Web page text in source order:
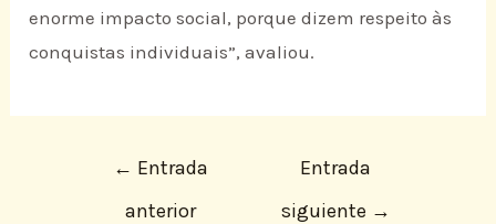
enorme impacto social, porque dizem respeito às
conquistas individuais”, avaliou.
← Entrada
anterior
Entrada
siguiente →